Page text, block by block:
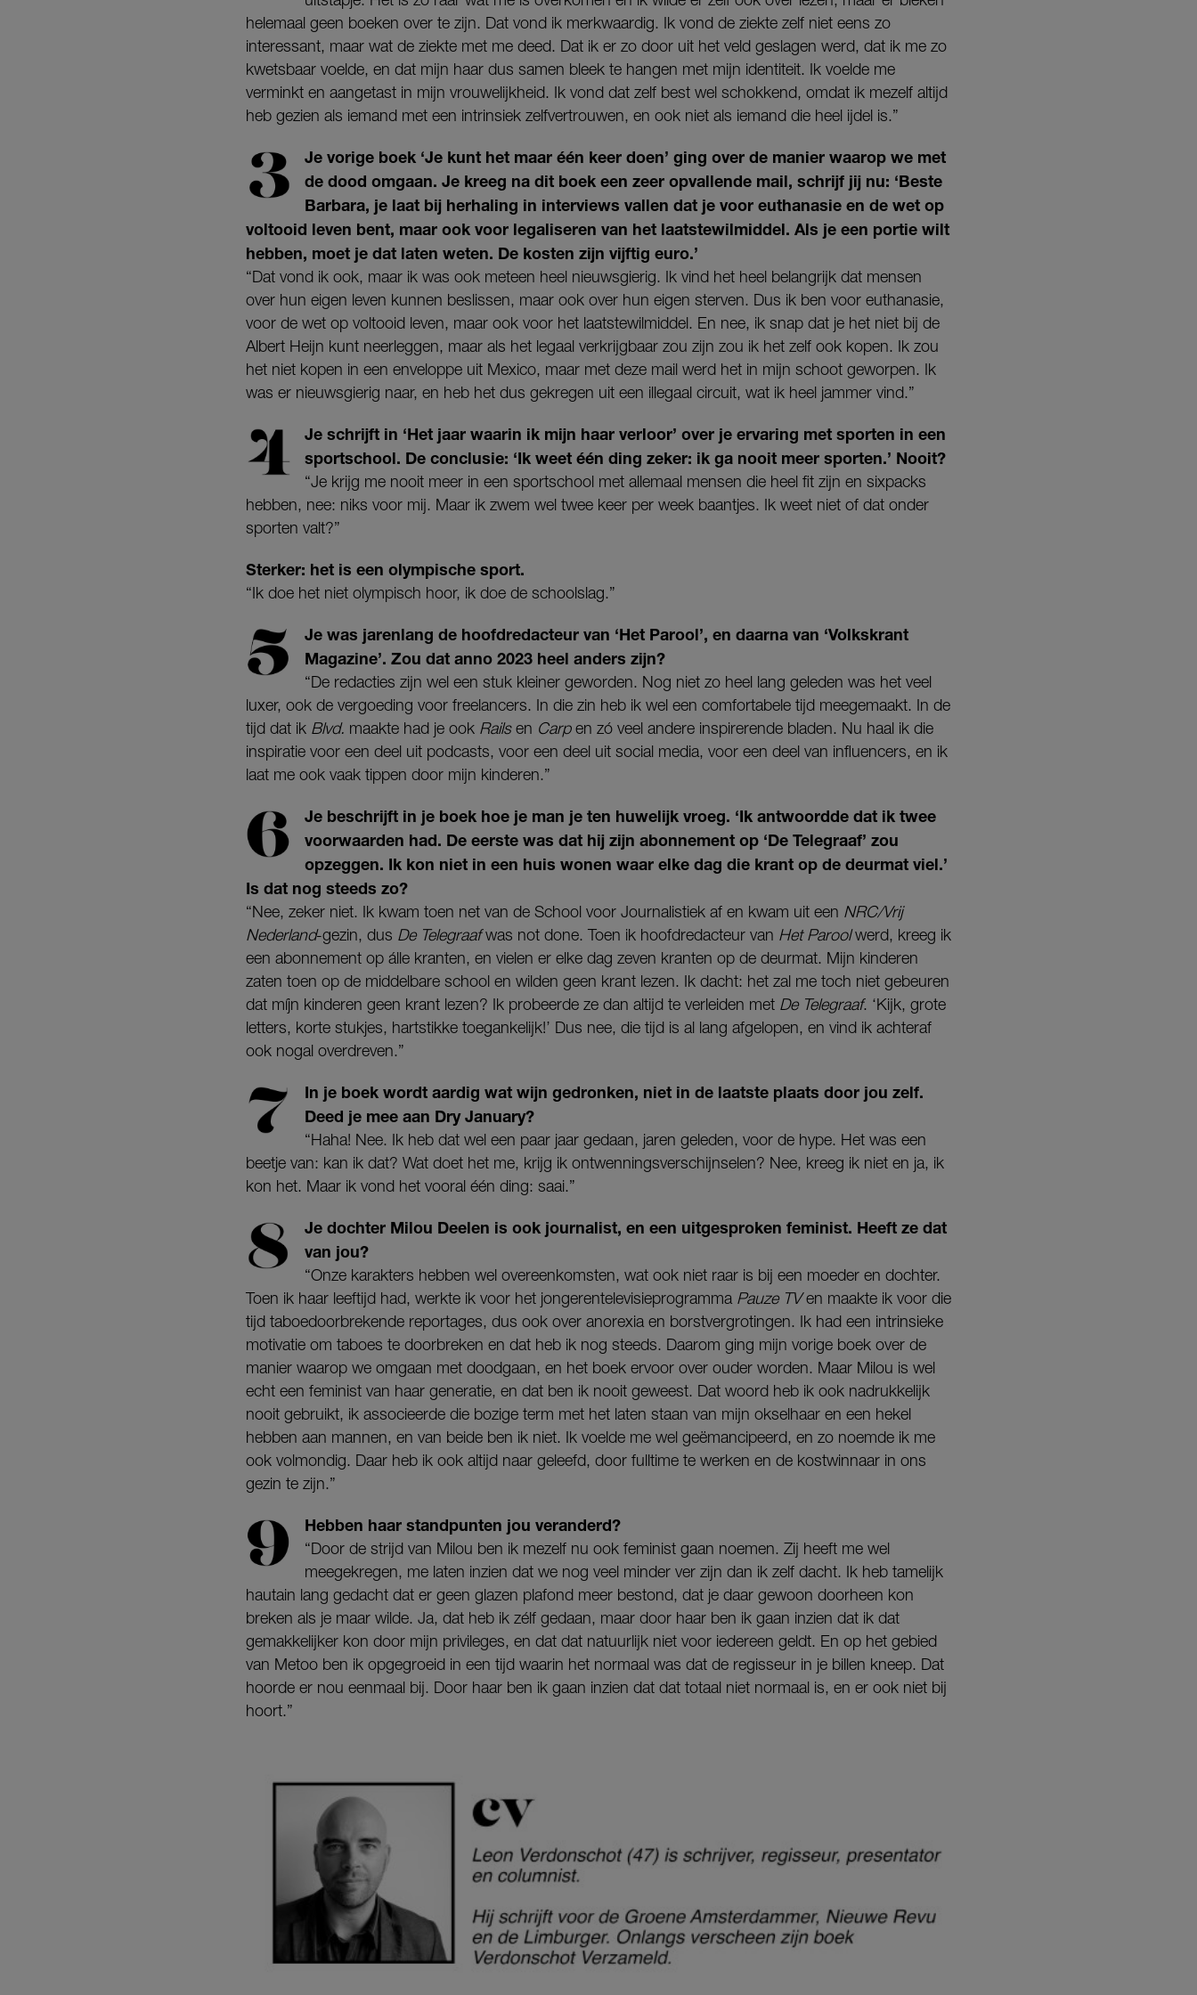
helemaal geen boeken over te zijn. Dat vond ik merkwaardig. Ik vond de ziekte zelf niet eens zo
interessant, maar wat de ziekte met me deed. Dat ik er zo door uit het veld geslagen werd, dat ik me zo
kwetsbaar voelde, en dat mijn haar dus samen bleek te hangen met mijn identiteit. Ik voelde me
verminkt en aangetast in mijn vrouwelijkheid. Ik vond dat zelf best wel schokkend, omdat ik mezelf altijd
heb gezien als iemand met een intrinsiek zelfvertrouwen, en ook niet als iemand die heel ijdel is.”
Je vorige boek ‘Je kunt het maar één keer doen’ ging over de manier waarop we met
de dood omgaan. Je kreeg na dit boek een zeer opvallende mail, schrijf jij nu: ‘Beste
Barbara, je laat bij herhaling in interviews vallen dat je voor euthanasie en de wet op
voltooid leven bent, maar ook voor legaliseren van het laatstewilmiddel. Als je een portie wilt
hebben, moet je dat laten weten. De kosten zijn vijftig euro.’
“Dat vond ik ook, maar ik was ook meteen heel nieuwsgierig. Ik vind het heel belangrijk dat mensen
over hun eigen leven kunnen beslissen, maar ook over hun eigen sterven. Dus ik ben voor euthanasie,
voor de wet op voltooid leven, maar ook voor het laatstewilmiddel. En nee, ik snap dat je het niet bij de
Albert Heijn kunt neerleggen, maar als het legaal verkrijgbaar zou zijn zou ik het zelf ook kopen. Ik zou
het niet kopen in een enveloppe uit Mexico, maar met deze mail werd het in mijn schoot geworpen. Ik
was er nieuwsgierig naar, en heb het dus gekregen uit een illegaal circuit, wat ik heel jammer vind.”
Je schrijft in ‘Het jaar waarin ik mijn haar verloor’ over je ervaring met sporten in een
sportschool. De conclusie: ‘Ik weet één ding zeker: ik ga nooit meer sporten.’ Nooit?
“Je krijg me nooit meer in een sportschool met allemaal mensen die heel fit zijn en sixpacks
hebben, nee: niks voor mij. Maar ik zwem wel twee keer per week baantjes. Ik weet niet of dat onder
sporten valt?”
Sterker: het is een olympische sport.
“Ik doe het niet olympisch hoor, ik doe de schoolslag.”
Je was jarenlang de hoofdredacteur van ‘Het Parool’, en daarna van ‘Volkskrant
Magazine’. Zou dat anno 2023 heel anders zijn?
“De redacties zijn wel een stuk kleiner geworden. Nog niet zo heel lang geleden was het veel
luxer, ook de vergoeding voor freelancers. In die zin heb ik wel een comfortabele tijd meegemaakt. In de
tijd dat ik Blvd. maakte had je ook Railsen Carpen zó veel andere inspirerende bladen. Nu haal ik die
inspiratie voor een deel uit podcasts, voor een deel uit social media, voor een deel van influencers, en ik
laat me ook vaak tippen door mijn kinderen.”
Je beschrijft in je boek hoe je man je ten huwelijk vroeg. ‘Ik antwoordde dat ik twee
voorwaarden had. De eerste was dat hij zijn abonnement op ‘De Telegraaf’ zou
opzeggen. Ik kon niet in een huis wonen waar elke dag die krant op de deurmat viel.’
Is dat nog steeds zo?
“Nee, zeker niet. Ik kwam toen net van de School voor Journalistiek af en kwam uit een NRC/Vrij
Nederland-gezin, dus De Telegraafwas not done. Toen ik hoofdredacteur van Het Paroolwerd, kreeg ik
een abonnement op álle kranten, en vielen er elke dag zeven kranten op de deurmat. Mijn kinderen
zaten toen op de middelbare school en wilden geen krant lezen. Ik dacht: het zal me toch niet gebeuren
dat míjn kinderen geen krant lezen? Ik probeerde ze dan altijd te verleiden met De Telegraaf. ‘Kijk, grote
letters, korte stukjes, hartstikke toegankelijk!’ Dus nee, die tijd is al lang afgelopen, en vind ik achteraf
ook nogal overdreven.”
In je boek wordt aardig wat wijn gedronken, niet in de laatste plaats door jou zelf.
Deed je mee aan Dry January?
“Haha! Nee. Ik heb dat wel een paar jaar gedaan, jaren geleden, voor de hype. Het was een
beetje van: kan ik dat? Wat doet het me, krijg ik ontwenningsverschijnselen? Nee, kreeg ik niet en ja, ik
kon het. Maar ik vond het vooral één ding: saai.”
Je dochter Milou Deelen is ook journalist, en een uitgesproken feminist. Heeft ze dat
van jou?
“Onze karakters hebben wel overeenkomsten, wat ook niet raar is bij een moeder en dochter.
Toen ik haar leeftijd had, werkte ik voor het jongerentelevisieprogramma Pauze TVen maakte ik voor die
tijd taboedoorbrekende reportages, dus ook over anorexia en borstvergrotingen. Ik had een intrinsieke
motivatie om taboes te doorbreken en dat heb ik nog steeds. Daarom ging mijn vorige boek over de
manier waarop we omgaan met doodgaan, en het boek ervoor over ouder worden. Maar Milou is wel
echt een feminist van haar generatie, en dat ben ik nooit geweest. Dat woord heb ik ook nadrukkelijk
nooit gebruikt, ik associeerde die bozige term met het laten staan van mijn okselhaar en een hekel
hebben aan mannen, en van beide ben ik niet. Ik voelde me wel geëmancipeerd, en zo noemde ik me
ook volmondig. Daar heb ik ook altijd naar geleefd, door fulltime te werken en de kostwinnaar in ons
gezin te zijn.”
Hebben haar standpunten jou veranderd?
“Door de strijd van Milou ben ik mezelf nu ook feminist gaan noemen. Zij heeft me wel
meegekregen, me laten inzien dat we nog veel minder ver zijn dan ik zelf dacht. Ik heb tamelijk
hautain lang gedacht dat er geen glazen plafond meer bestond, dat je daar gewoon doorheen kon
breken als je maar wilde. Ja, dat heb ik zélf gedaan, maar door haar ben ik gaan inzien dat ik dat
gemakkelijker kon door mijn privileges, en dat dat natuurlijk niet voor iedereen geldt. En op het gebied
van Metoo ben ik opgegroeid in een tijd waarin het normaal was dat de regisseur in je billen kneep. Dat
hoorde er nou eenmaal bij. Door haar ben ik gaan inzien dat dat totaal niet normaal is, en er ook niet bij
hoort.”